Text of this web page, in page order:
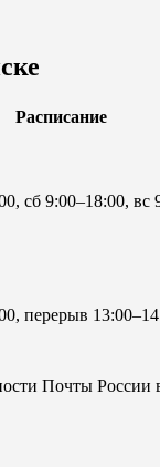
Расписание
сб 9:00–18:00, вс
перерыв
Почты России